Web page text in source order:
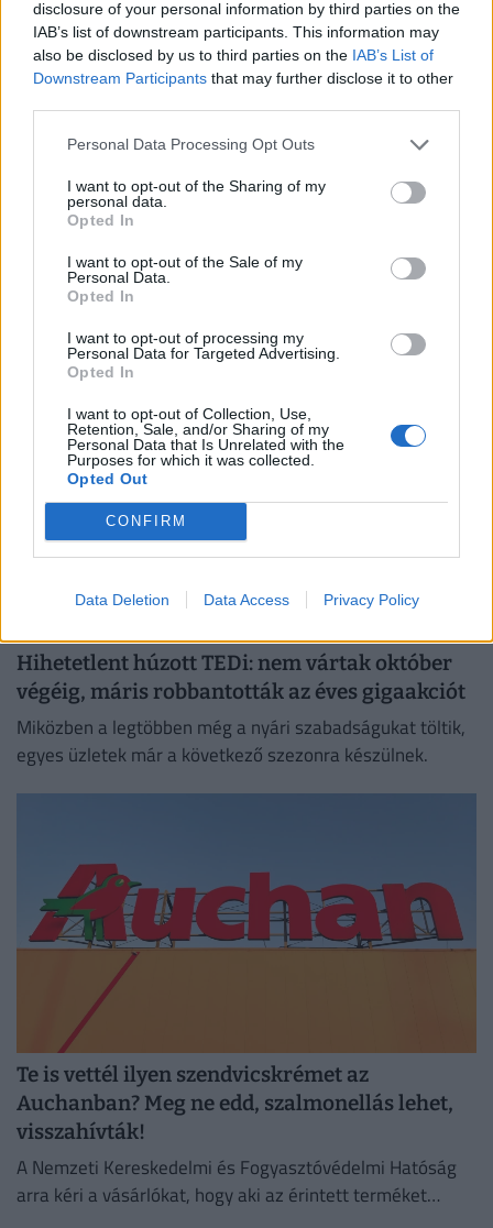
disclosure of your personal information by third parties on the
IAB’s list of downstream participants. This information may
also be disclosed by us to third parties on the IAB’s List of
Downstream Participants that may further disclose it to other
Personal Data Processing Opt Outs
I want to opt-out of the Sharing of my
personal data.
Opted In
I want to opt-out of the Sale of my
Personal Data.
Opted In
I want to opt-out of processing my
Personal Data for Targeted Advertising.
Opted In
I want to opt-out of Collection, Use,
Retention, Sale, and/or Sharing of my
Personal Data that Is Unrelated with the
Purposes for which it was collected.
Opted Out
CONFIRM
Data Deletion Data Access Privacy Policy
Véget érhet a pofátlanul olcsó kínai termékek
kora? Kiderült, mire számíthat, aki a jövőben
Temu-ról, Shein-ről, Aliexpress-ről rendelne
ruhát
aggodalmat kelthet a fogyasztókban: kiújultak a közel-
keleti feszültségek, miközben az Európai Unió új
Hihetetlent húzott TEDi: nem vártak október
végéig, máris robbantották az éves gigaakciót
Miközben a legtöbben még a nyári szabadságukat töltik,
egyes üzletek már a következő szezonra készülnek.
Te is vettél ilyen szendvicskrémet az
Auchanban? Meg ne edd, szalmonellás lehet,
visszahívták!
A Nemzeti Kereskedelmi és Fogyasztóvédelmi Hatóság
arra kéri a vásárlókat, hogy aki az érintett terméket